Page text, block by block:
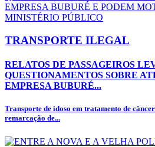
TRANSPORTE ILEGAL
RELATOS DE PASSAGEIROS
QUESTIONAMENTOS SOBRE
EMPRESA BUBURÉ...
Transporte de idoso em tratamento de
remarcação de...